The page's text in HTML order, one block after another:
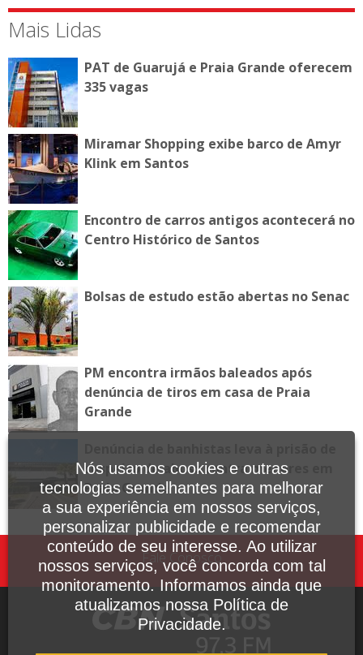
Mais Lidas
PAT de Guarujá e Praia Grande oferecem
335 vagas
Miramar Shopping exibe barco de Amyr
Klink em Santos
Encontro de carros antigos acontecerá no
Centro Histórico de Santos
Bolsas de estudo estão abertas no Senac
PM encontra irmãos baleados após
denúncia de tiros em casa de Praia
Grande
suspeito de abuso contra menores em
Praia Grande
Fale Conosco
Nós usamos cookies e outras
tecnologias semelhantes para melhorar
a sua experiência em nossos serviços,
personalizar publicidade e recomendar
conteúdo de seu interesse. Ao utilizar
nossos serviços, você concorda com tal
monitoramento. Informamos ainda que
atualizamos nossa Política de
Privacidade.